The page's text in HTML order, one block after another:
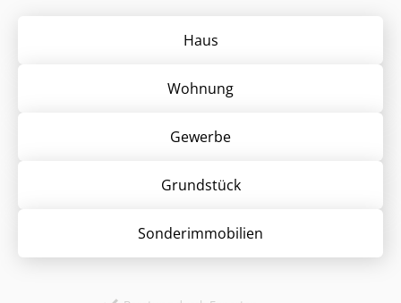
Haus
Wohnung
Gewerbe
Grund­stück
Sonder­immobilien